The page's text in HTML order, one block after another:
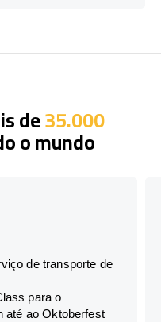
de35.000
o mundo
de transporte de
para o
até ao Oktoberfest